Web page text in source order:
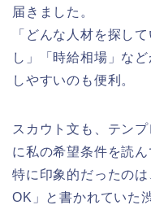
届きました。
「どんな人材を探し
し」「時給相場」な
しやすいのも便利。
スカウト文も、テン
に私の希望条件を読
特に印象的だったの
OK」と書かれていた